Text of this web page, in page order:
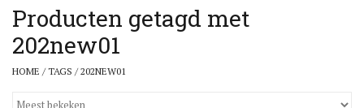
Meisjes
Jongens
Accessoires
Producten getagd met
202new01
HOME /TAGS /202NEW01